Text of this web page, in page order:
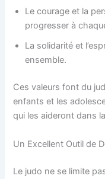
Le courage et la
progresser à
La solidarité et
ensemble.
Ces valeurs font du
enfants et les
qui les aideront dans
Un Excellent Outil de
Le judo ne se limite